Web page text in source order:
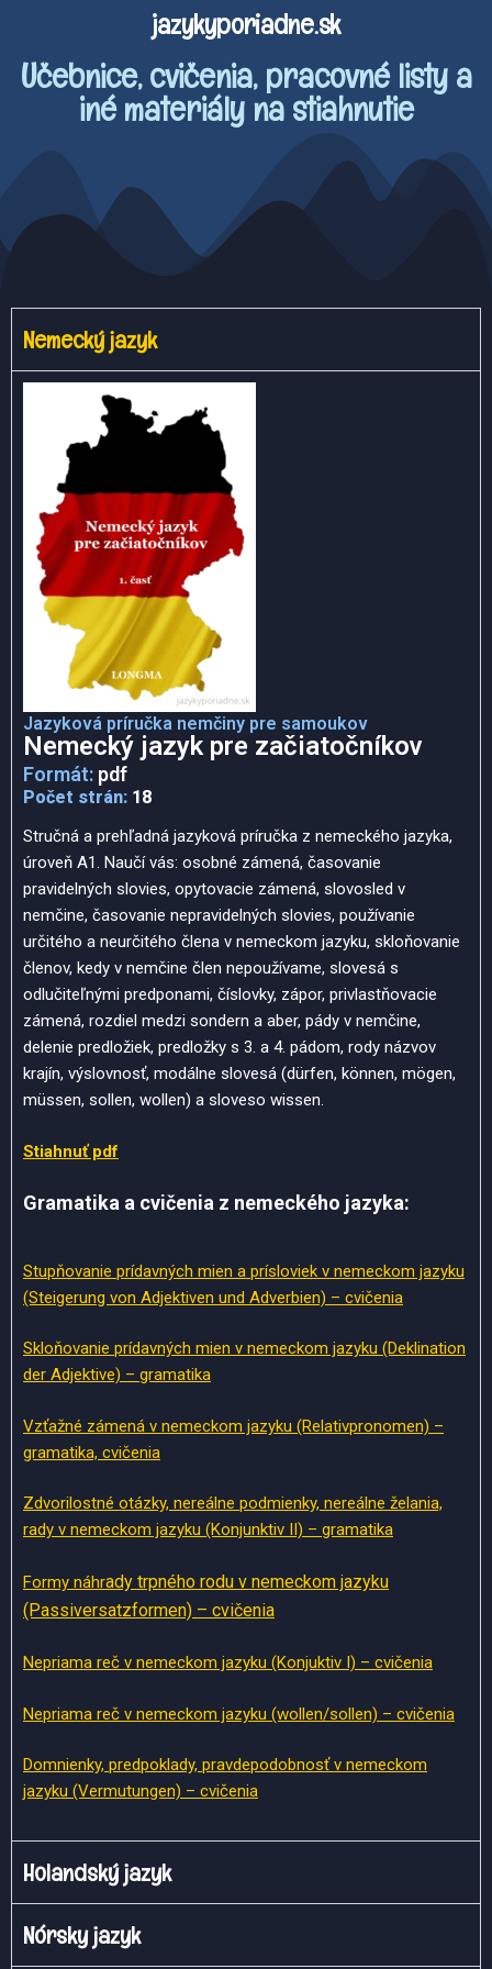
jazykyporiadne.sk
Učebnice, cvičenia, pracovné listy a
iné materiály na stiahnutie
Nemecký jazyk
Jazyková príručka nemčiny pre samoukov
Nemecký jazyk pre začiatočníkov
Formát: pdf
Počet strán: 18
Stručná a prehľadná jazyková príručka z nemeckého jazyka,
úroveň A1. Naučí vás: osobné zámená, časovanie
pravidelných slovies, opytovacie zámená, slovosled v
nemčine, časovanie nepravidelných slovies, používanie
určitého a neurčitého člena v nemeckom jazyku, skloňovanie
členov, kedy v nemčine člen nepoužívame, slovesá s
odlučiteľnými predponami, číslovky, zápor, privlastňovacie
zámená, rozdiel medzi sondern a aber, pády v nemčine,
delenie predložiek, predložky s 3. a 4. pádom, rody názvov
krajín, výslovnosť, modálne slovesá (dürfen, können, mögen,
müssen, sollen, wollen) a sloveso wissen.
Stiahnuť pdf
Gramatika a cvičenia z nemeckého jazyka:
Stupňovanie prídavných mien a prísloviek v nemeckom jazyku
(Steigerung von Adjektiven und Adverbien) – cvičenia
Skloňovanie prídavných mien v nemeckom jazyku (Deklination
der Adjektive) – gramatika
Vzťažné zámená v nemeckom jazyku (Relativpronomen) –
gramatika, cvičenia
Zdvorilostné otázky, nereálne podmienky, nereálne želania,
rady v nemeckom jazyku (Konjunktiv II) – gramatika
Formy náhrady trpného rodu v nemeckom jazyku
(Passiversatzformen) – cvičenia
Nepriama reč v nemeckom jazyku (Konjuktiv I) – cvičenia
Nepriama reč v nemeckom jazyku (wollen/sollen) – cvičenia
Domnienky, predpoklady, pravdepodobnosť v nemeckom
jazyku (Vermutungen) – cvičenia
Holandský jazyk
Nórsky jazyk